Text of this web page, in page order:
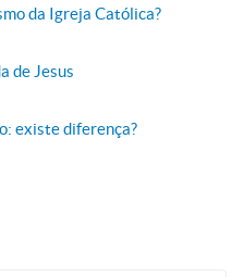
da Igreja Católica?
de Jesus
existe diferença?